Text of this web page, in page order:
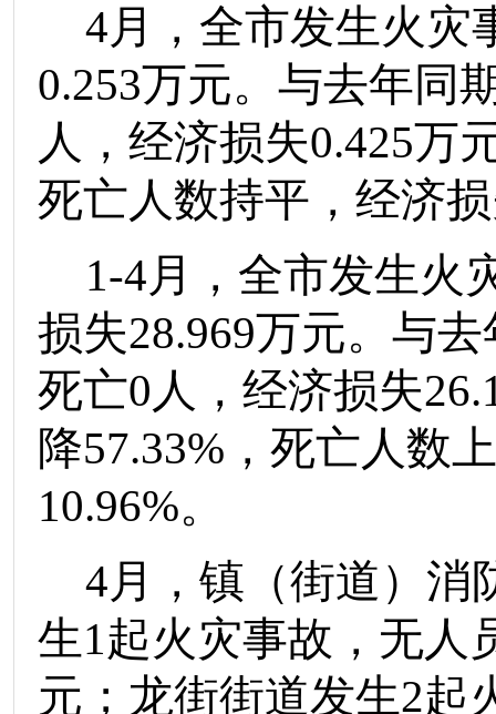
4月 ， 全市发生火灾
0.253万元。与去年同
人， 经济损失0.425万
死亡人数持平 ， 经济
1-4月 ， 全市发生火
损失28.969万元。与
死亡0人， 经济损失
降57.33% ， 死亡人数
10.96%。
4月，镇（街道）消
生1起火灾事故，无人
元； 龙街街道发生2起